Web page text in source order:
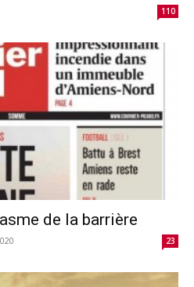
110
de la barrière
23